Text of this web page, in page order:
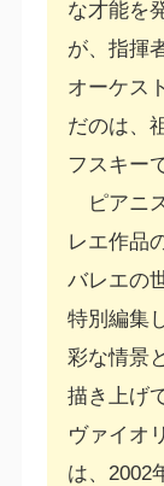
な才能を
が、指揮
オーケス
だのは、
フスキー
ピアニ
レエ作品
バレエの
特別編集
彩な情景
描き上げ
ヴァイオ
は、2002